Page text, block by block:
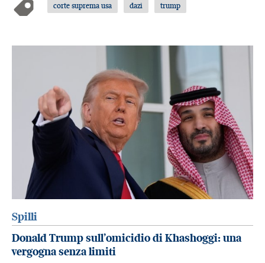
corte suprema usa dazi trump
Spilli
Donald Trump sull’omicidio di Khashoggi: una
vergogna senza limiti